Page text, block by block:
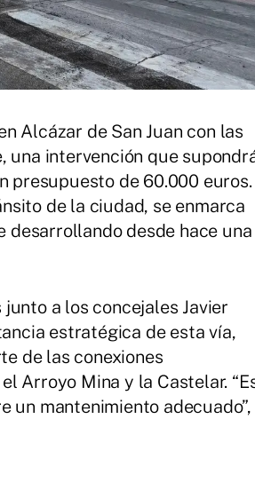
Alcázar de San Juan con las
una intervención que
presupuesto de 60.000 euros.
de la ciudad, se enmarca
desde hace una
a los concejales Javier
estratégica de esta vía,
de las conexiones
Arroyo Mina y la Castelar.
un mantenimiento adecuado”,